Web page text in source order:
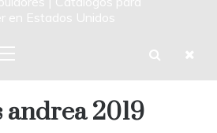
en Estados Unidos
andrea 2019